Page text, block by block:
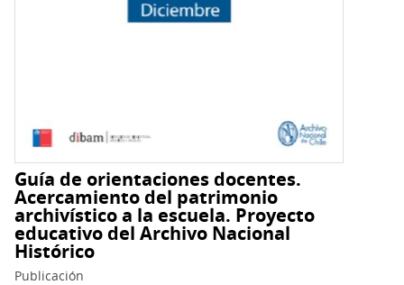
Guía de orientaciones docentes.
Acercamiento del patrimonio
archivístico a la escuela. Proyecto
educativo del Archivo Nacional
Histórico
Publicación